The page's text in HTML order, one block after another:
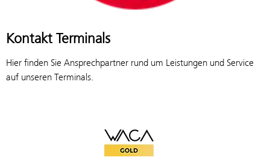
Kontakt Terminals
Hier finden Sie Ansprechpartner rund um Leistungen und Service
auf unseren Terminals.
WACA Gold